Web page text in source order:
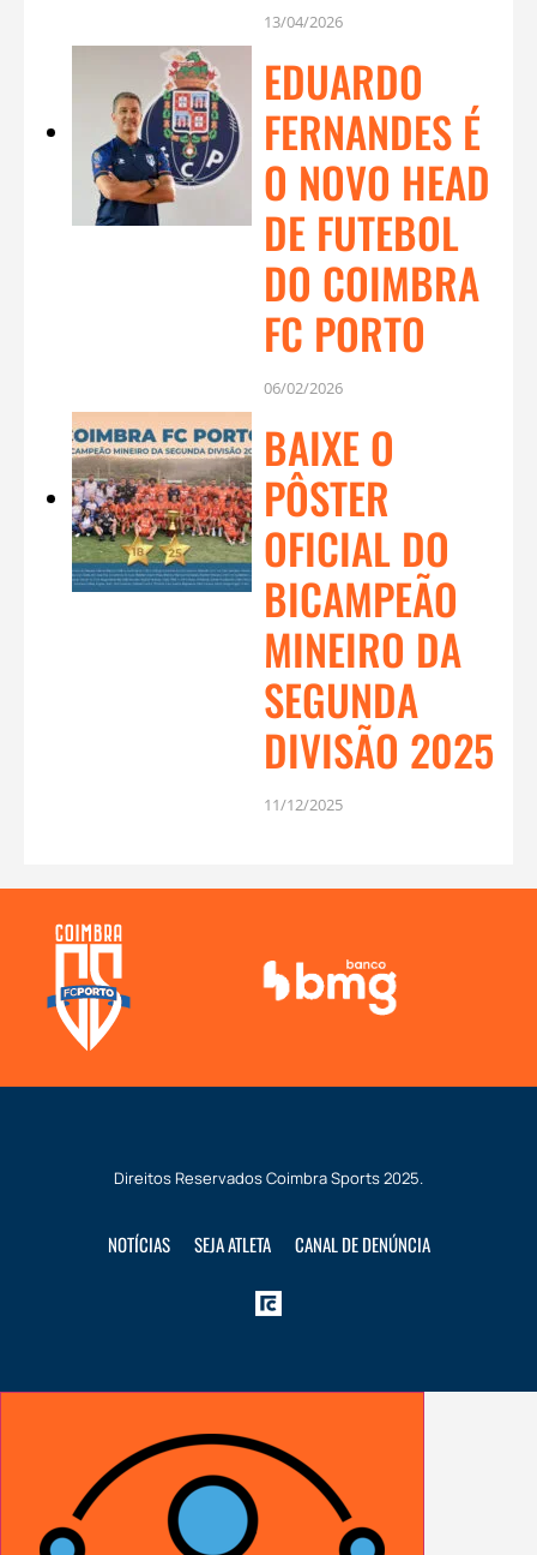
13/04/2026
EDUARDO
FERNANDES É
O NOVO HEAD
DE FUTEBOL
DO COIMBRA
FC PORTO
06/02/2026
BAIXE O
PÔSTER
OFICIAL DO
BICAMPEÃO
MINEIRO DA
SEGUNDA
DIVISÃO 2025
11/12/2025
Direitos ReservadosCoimbra Sports2025.
NOTÍCIAS SEJA ATLETA CANAL DE DENÚNCIA